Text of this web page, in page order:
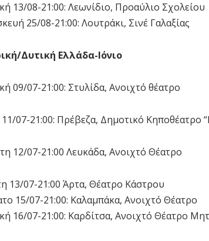
13/08-21:00: Λεωνίδιο, Προαύλιο Σχολείου
25/08-21:00: Λουτράκι, Σινέ Γαλαξίας
Δυτική Ελλάδα-Ιόνιο
09/07-21:00: Στυλίδα, Ανοιχτό θέατρο
07-21:00: Πρέβεζα, Δημοτικό Κηποθέατρο
12/07-21:00 Λευκάδα, Ανοιχτό Θέατρο
13/07-21:00 Άρτα, Θέατρο Κάστρου
15/07-21:00: Καλαμπάκα, Ανοιχτό Θέατρο
16/07-21:00: Καρδίτσα, Ανοιχτό Θέατρο